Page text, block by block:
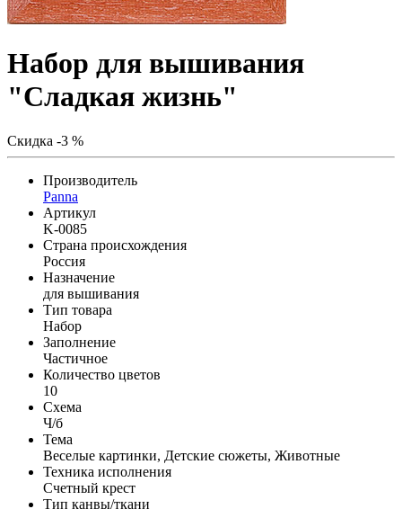
Набор для вышивания
"Сладкая жизнь"
Скидка -3 %
Производитель
Panna
Артикул
K-0085
Страна происхождения
Россия
Назначение
для вышивания
Тип товара
Набор
Заполнение
Частичное
Количество цветов
10
Схема
Ч/б
Тема
Веселые картинки, Детские сюжеты, Животные
Техника исполнения
Счетный крест
Тип канвы/ткани